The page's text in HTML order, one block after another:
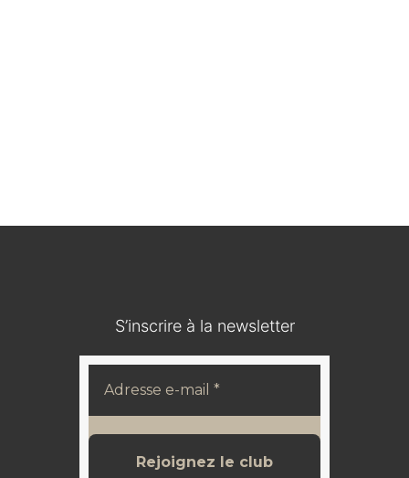
S’inscrire à la newsletter